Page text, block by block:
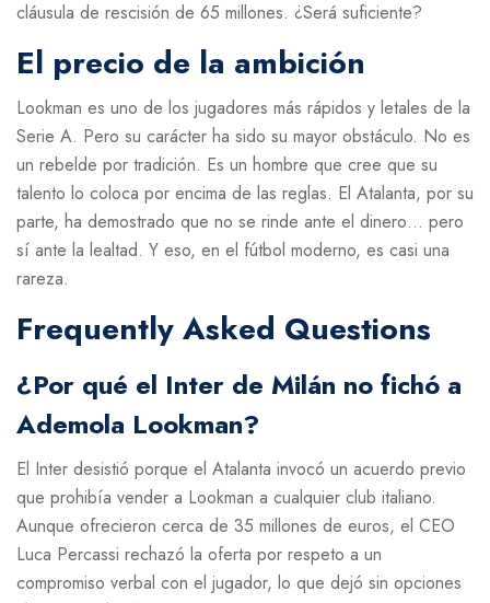
cláusula de rescisión de 65 millones. ¿Será suficiente?
El precio de la ambición
Lookman es uno de los jugadores más rápidos y letales de la
Serie A. Pero su carácter ha sido su mayor obstáculo. No es
un rebelde por tradición. Es un hombre que cree que su
talento lo coloca por encima de las reglas. El Atalanta, por su
parte, ha demostrado que no se rinde ante el dinero… pero
sí ante la lealtad. Y eso, en el fútbol moderno, es casi una
rareza.
Frequently Asked Questions
¿Por qué el Inter de Milán no fichó a
Ademola Lookman?
El Inter desistió porque el Atalanta invocó un acuerdo previo
que prohibía vender a Lookman a cualquier club italiano.
Aunque ofrecieron cerca de 35 millones de euros, el CEO
Luca Percassi rechazó la oferta por respeto a un
compromiso verbal con el jugador, lo que dejó sin opciones